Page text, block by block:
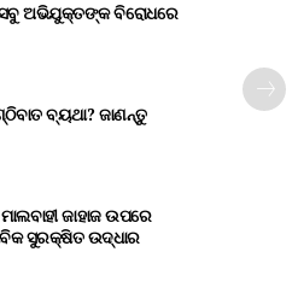
ଅଭିଯୁକ୍ତଙ୍କ ବିରୋଧରେ
ବ୍ୟଥା? ଜାଣନ୍ତୁ
ଜାହାଜ ଉପରେ
ସୁରକ୍ଷିତ ଉଦ୍ଧାର